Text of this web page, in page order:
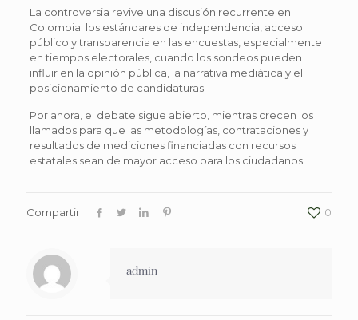
La controversia revive una discusión recurrente en
Colombia: los estándares de independencia, acceso
público y transparencia en las encuestas, especialmente
en tiempos electorales, cuando los sondeos pueden
influir en la opinión pública, la narrativa mediática y el
posicionamiento de candidaturas.
Por ahora, el debate sigue abierto, mientras crecen los
llamados para que las metodologías, contrataciones y
resultados de mediciones financiadas con recursos
estatales sean de mayor acceso para los ciudadanos.
Compartir 0
admin